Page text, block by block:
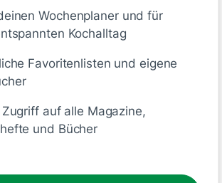
Wochenplaner und für
Kochalltag
Favoritenlisten und eigene
Zugriff auf alle Magazine,
und Bücher
in einer Pfanne…